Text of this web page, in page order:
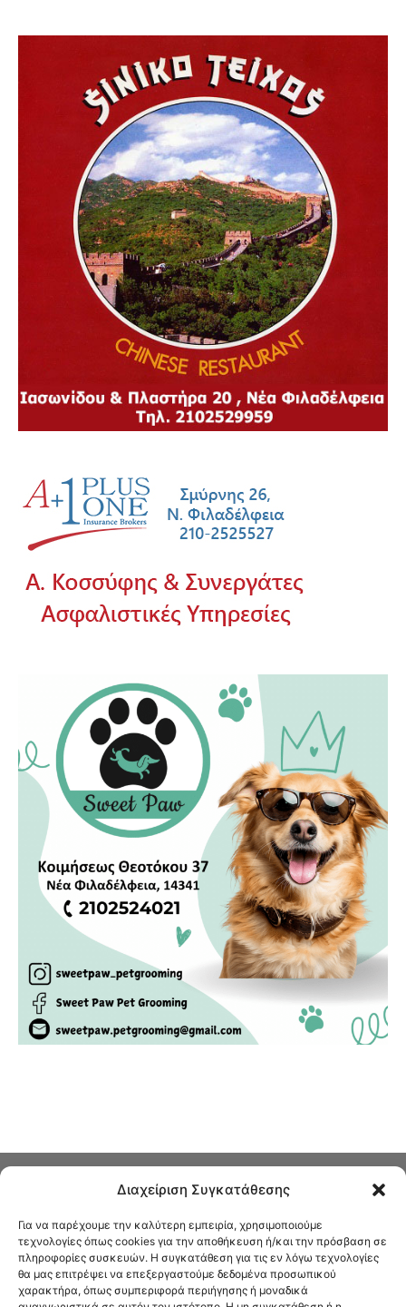
Διαχείριση Συγκατάθεσης
Για να παρέχουμε την καλύτερη εμπειρία, χρησιμοποιούμε
τεχνολογίες όπως cookies για την αποθήκευση ή/και την πρόσβαση σε
πληροφορίες συσκευών. Η συγκατάθεση για τις εν λόγω τεχνολογίες
θα μας επιτρέψει να επεξεργαστούμε δεδομένα προσωπικού
χαρακτήρα, όπως συμπεριφορά περιήγησης ή μοναδικά
Στο Καφενείο θα βρείτε όλες τις ειδήσεις που αφορούν την Νέα
Φιλαδέλφεια και τη Νέα Χαλκηδόνα, καυτή αρθρογραφία, καθώς και
όλα τα νέα που σας αφορούν.